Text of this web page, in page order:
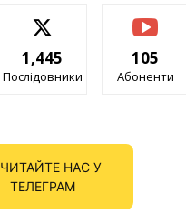
1,445
Послідовники
105
Абоненти
ЧИТАЙТЕ НАС У
ТЕЛЕГРАМ